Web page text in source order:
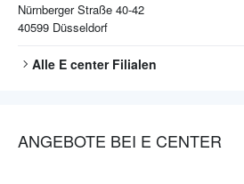
Nürnberger Straße 40-42
40599 Düsseldorf
Alle E centerFilialen
ANGEBOTE BEI E CENTER